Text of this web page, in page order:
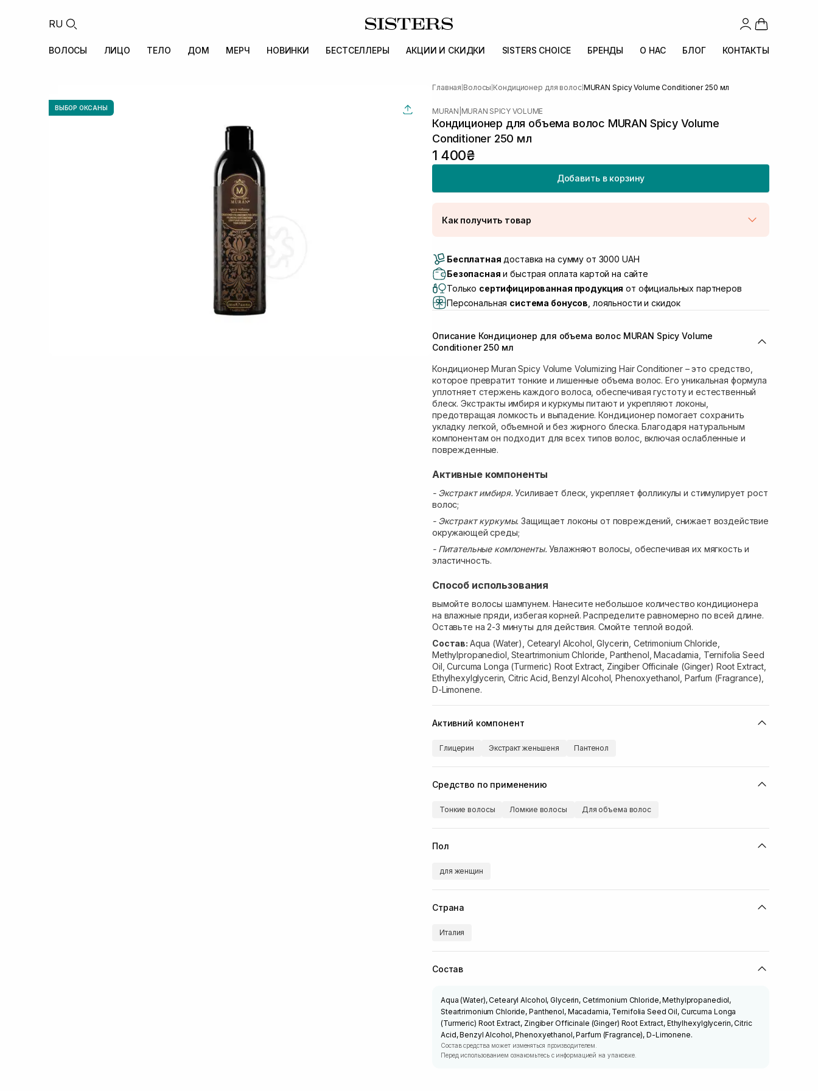
RU
ВОЛОСЫ ЛИЦО ТЕЛО ДОМ МЕРЧ НОВИНКИ БЕСТСЕЛЛЕРЫ АКЦИИ И СКИДКИ SISTERS CHOICE БРЕНДЫ О НАС БЛОГ КОНТАКТЫ
ВЫБОР ОКСАНЫ
Главная Волосы Кондиционер для волос| MURAN Spicy Volume Conditioner 250 мл
MURAN MURAN SPICY VOLUME
Кондиционер для объема волос MURAN Spicy Volume
Conditioner 250 мл
1 400₴
Добавить в корзину
Как получить товар
Самовывоз г. Луцк, Винниченка 4
Самовывоз г. Львов, ул. Академика Подстригача, 1В (Duck's
Самовывоз Львов (Ивана Франко 36) В наличии
Самовывоз г. Львов ул. Степана Бандеры 43 В наличии
Самовывоз г. Ровно, ул. Кулика и Гудачека 23 (ТЦ Экватор) В наличии
Бесплатная доставка на сумму от 3000 UAH
Безопасная и быстрая оплата картой на сайте
Только сертифицированная продукция от официальных партнеров
Персональная система бонусов , лояльности и скидок
Описание Кондиционер для объема волос MURAN Spicy Volume
Conditioner 250 мл
Кондиционер Muran Spicy Volume Volumizing Hair Conditioner – это средство,
которое превратит тонкие и лишенные объема волос. Его уникальная формула
уплотняет стержень каждого волоса, обеспечивая густоту и естественный
блеск. Экстракты имбиря и куркумы питают и укрепляют локоны,
предотвращая ломкость и выпадение. Кондиционер помогает сохранить
укладку легкой, объемной и без жирного блеска. Благодаря натуральным
компонентам он подходит для всех типов волос, включая ослабленные и
поврежденные.
Активные компоненты
- Экстракт имбиря. Усиливает блеск, укрепляет фолликулы и стимулирует рост
волос;
- Экстракт куркумы.Защищает локоны от повреждений, снижает воздействие
окружающей среды;
- Питательные компоненты.Увлажняют волосы, обеспечивая их мягкость и
эластичность.
Способ использования
вымойте волосы шампунем. Нанесите небольшое количество кондиционера
на влажные пряди, избегая корней. Распределите равномерно по всей длине.
Оставьте на 2-3 минуты для действия. Смойте теплой водой.
Cостав: Aqua (Water), Cetearyl Alcohol, Glycerin, Cetrimonium Chloride,
Methylpropanediol, Steartrimonium Chloride, Panthenol, Macadamia, Ternifolia Seed
Oil, Curcuma Longa (Turmeric) Root Extract, Zingiber Officinale (Ginger) Root Extract,
Ethylhexylglycerin, Citric Acid, Benzyl Alcohol, Phenoxyethanol, Parfum (Fragrance),
D-Limonene.
Активний компонент
Глицерин Экстракт женьшеня Пантенол
Средство по применению
Тонкие волосы Ломкие волосы Для объема волос
Пол
для женщин
Страна
Италия
Состав
Aqua (Water), Cetearyl Alcohol, Glycerin, Cetrimonium Chloride, Methylpropanediol,
Steartrimonium Chloride, Panthenol, Macadamia, Ternifolia Seed Oil, Curcuma Longa
(Turmeric) Root Extract, Zingiber Officinale (Ginger) Root Extract, Ethylhexylglycerin, Citric
Acid, Benzyl Alcohol, Phenoxyethanol, Parfum (Fragrance), D-Limonene.
Состав средства может изменяться производителем.
Перед использованием ознакомьтесь с информацией на упаковке.